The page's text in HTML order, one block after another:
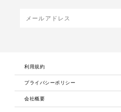
利用規約
プライバシーポリシー
会社概要